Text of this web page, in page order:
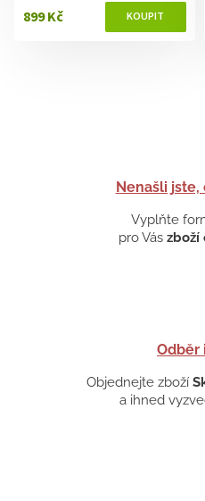
Nenašli jste,
Vyplňte
pro Vás zboží
Odběr
Objednejte zboží
a ihned
899 Kč